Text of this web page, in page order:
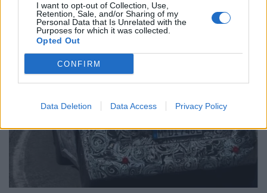
I want to opt-out of Collection, Use,
Retention, Sale, and/or Sharing of my
Personal Data that Is Unrelated with the
Purposes for which it was collected.
Opted Out
CONFIRM
Data Deletion Data Access Privacy Policy
Trump lança ataque aos elétricos com acusação
inesperada
VIRGILIO MACHADO